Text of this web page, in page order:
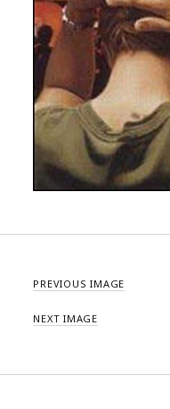
PREVIOUS IMAGE
NEXT IMAGE